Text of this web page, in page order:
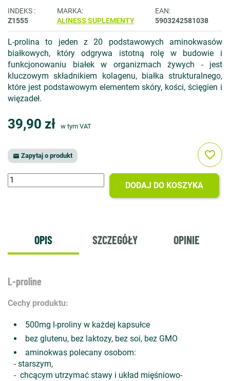
INDEKS
Z1555
MARKA
ALINESS SUPLEMENTY
EAN
5903242581038
L-prolina to jeden z 20 podstawowych aminokwasów
białkowych, który odgrywa istotną rolę w budowie i
funkcjonowaniu białek w organizmach żywych - jest
kluczowym składnikiem kolagenu, białka strukturalnego,
które jest podstawowym elementem skóry, kości, ścięgien i
więzadeł.
39,90 zł w tym VAT
 Zapytaj o produkt
DODAJ DO KOSZYKA
favorite_border
OPIS SZCZEGÓŁY OPINIE
L-proline
Cechy produktu:
500mg l-proliny w każdej kapsułce
bez glutenu, bez laktozy, bez soi, bez GMO
aminokwas polecany osobom:
- starszym,
- chcącym utrzymać stawy i układ mięśniowo-